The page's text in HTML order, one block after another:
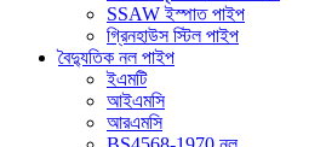
SSAW ইস্পাত পাইপ
গ্রিনহাউস স্টিল পাইপ
বৈদ্যুতিক নল পাইপ
ইএমটি
আইএমসি
আরএমসি